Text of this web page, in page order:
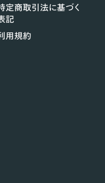
定商取引法に基づく
記
用規約